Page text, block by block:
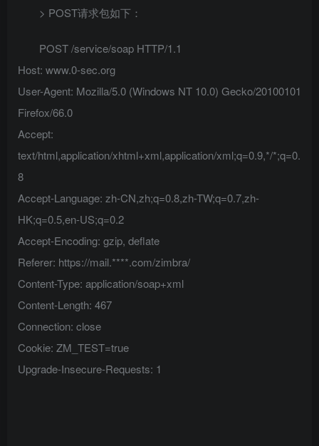
> POST请求包如下：
POST /service/soap HTTP/1.1
Host: www.0-sec.org
User-Agent: Mozilla/5.0 (Windows NT 10.0) Gecko/20100101
Firefox/66.0
Accept:
text/html,application/xhtml+xml,application/xml;q=0.9,*/*;q=0.
8
Accept-Language: zh-CN,zh;q=0.8,zh-TW;q=0.7,zh-
HK;q=0.5,en-US;q=0.2
Accept-Encoding: gzip, deflate
Referer: https://mail.****.com/zimbra/
Content-Type: application/soap+xml
Content-Length: 467
Connection: close
Cookie: ZM_TEST=true
Upgrade-Insecure-Requests: 1